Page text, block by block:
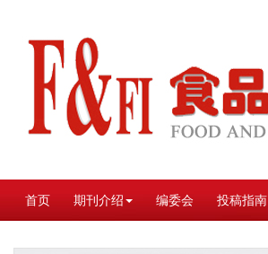
首页 期刊介绍 编委会 投稿指南